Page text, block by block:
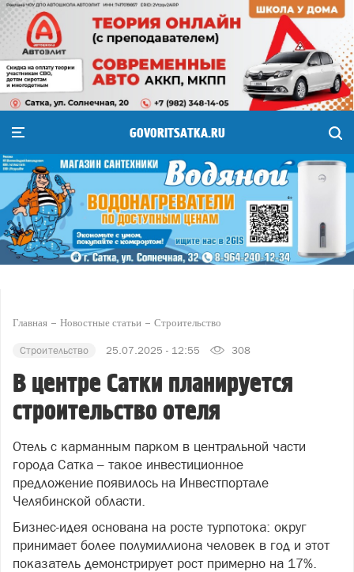
GOVORITSATKA.RU
Главная Новостные статьи Строительство
Строительство 25.07.2025 - 12:55 308
В центре Сатки планируется
строительство отеля
Отель с карманным парком в центральной части
города Сатка – такое инвестиционное
предложение появилось на Инвестпортале
Челябинской области.
Бизнес-идея основана на росте турпотока: округ
принимает более полумиллиона человек в год и этот
показатель демонстрирует рост примерно на 17%.